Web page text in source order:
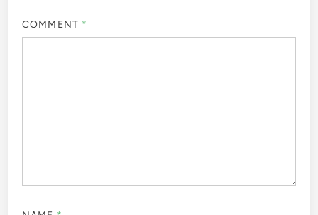
COMMENT *